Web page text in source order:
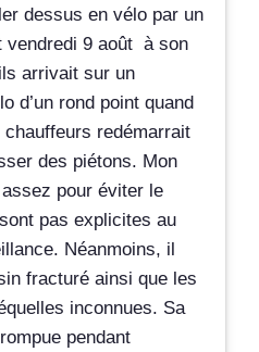
dessus en vélo par un
vendredi 9 août à son
arrivait sur un
d’un rond point quand
redémarrait
des piétons. Mon
pour éviter le
pas explicites au
Néanmoins, il
fracturé ainsi que les
inconnues. Sa
pendant